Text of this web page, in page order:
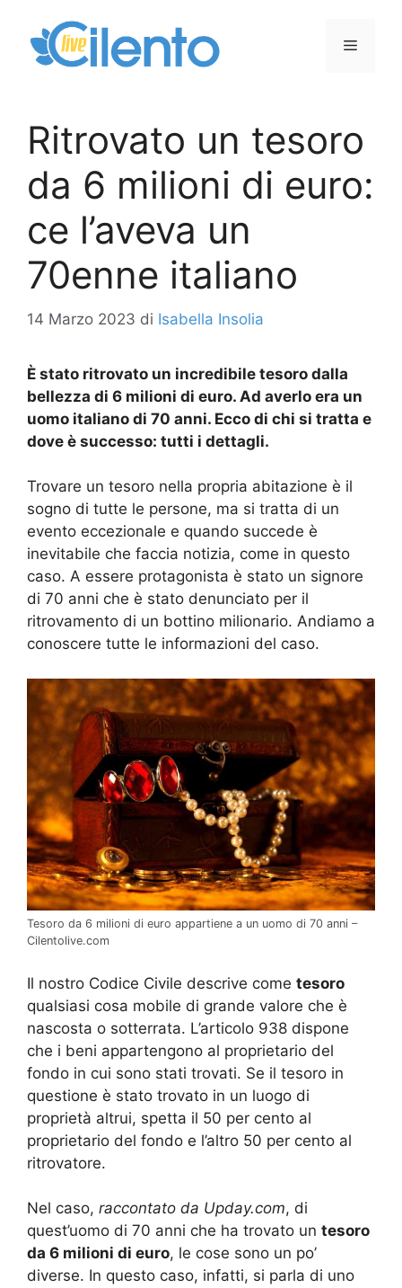
contenuto
Menu
Ritrovato un tesoro
da 6 milioni di euro:
ce l’aveva un
70enne italiano
14 Marzo 2023 di Isabella Insolia
È stato ritrovato un incredibile tesoro dalla
bellezza di 6 milioni di euro. Ad averlo era un
uomo italiano di 70 anni. Ecco di chi si tratta e
dove è successo: tutti i dettagli.
Trovare un tesoro nella propria abitazione è il
sogno di tutte le persone, ma si tratta di un
evento eccezionale e quando succede è
inevitabile che faccia notizia, come in questo
caso. A essere protagonista è stato un signore
di 70 anni che è stato denunciato per il
ritrovamento di un bottino milionario. Andiamo a
conoscere tutte le informazioni del caso.
Tesoro da 6 milioni di euro appartiene a un uomo di 70 anni –
Cilentolive.com
Il nostro Codice Civile descrive come tesoro
qualsiasi cosa mobile di grande valore che è
nascosta o sotterrata. L’articolo 938 dispone
che i beni appartengono al proprietario del
fondo in cui sono stati trovati. Se il tesoro in
questione è stato trovato in un luogo di
proprietà altrui, spetta il 50 per cento al
proprietario del fondo e l’altro 50 per cento al
ritrovatore.
Nel caso, raccontato da Upday.com, di
quest’uomo di 70 anni che ha trovato un tesoro
da 6 milioni di euro, le cose sono un po’
diverse. In questo caso, infatti, si parla di uno